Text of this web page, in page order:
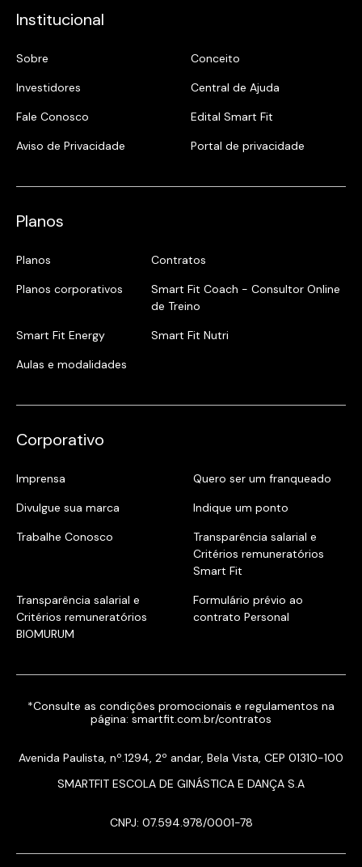
Institucional
Sobre
Conceito
Investidores
Central de Ajuda
Fale Conosco
Edital Smart Fit
Aviso de Privacidade
Portal de privacidade
Planos
Planos
Contratos
Planos corporativos
Smart Fit Coach - Consultor Online
de Treino
Smart Fit Energy
Smart Fit Nutri
Aulas e modalidades
Corporativo
Imprensa
Quero ser um franqueado
Divulgue sua marca
Indique um ponto
Trabalhe Conosco
Transparência salarial e
Critérios remuneratórios
Smart Fit
Transparência salarial e
Critérios remuneratórios
BIOMURUM
Formulário prévio ao
contrato Personal
*Consulte as condições promocionais e regulamentos na
página: smartfit.com.br/contratos
Avenida Paulista, nº.1294, 2º andar, Bela Vista, CEP 01310-100
SMARTFIT ESCOLA DE GINÁSTICA E DANÇA S.A
CNPJ: 07.594.978/0001-78